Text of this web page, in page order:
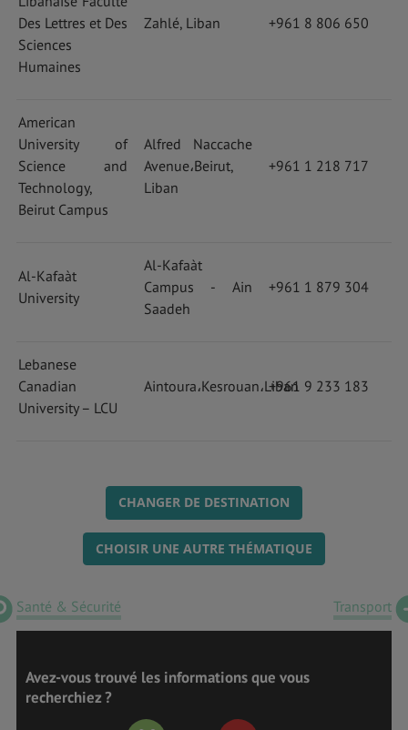
Des Lettres et Des
Sciences
Humaines
Zahlé, Liban +961 8 806 650
American
University of
Science and
Technology,
Beirut Campus
Alfred Naccache
Avenue،Beirut,
Liban
+961 1 218 717
Al-Kafaàt
University
Al-Kafaàt
Campus - Ain
Saadeh
+961 1 879 304
Lebanese
Canadian
University – LCU
Aintoura،Kesrouan،Liban
+961 9 233 183
CHANGER DE DESTINATION
CHOISIR UNE AUTRE THÉMATIQUE
Santé & Sécurité Transport
Avez-vous trouvé les informations que vous
recherchiez ?